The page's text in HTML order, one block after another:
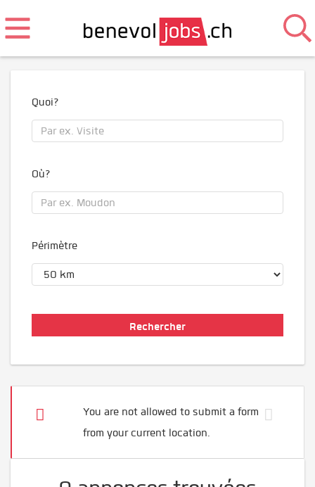
Quoi?
Où?
Périmètre
You are not allowed to submit a form
from your current location.